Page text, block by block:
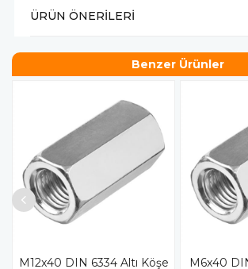
ÜRÜN ÖNERILERI
Benzer Ürünler
M12x40 DIN 6334 Altı Köşe M6x40